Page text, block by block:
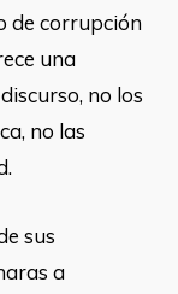
de corrupción
una
no los
no las
sus
a